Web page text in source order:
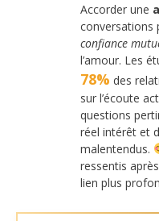
Accorder une
conversations
confiance
l’amour. Les
78% des
sur l’écoute
questions
réel intérêt et
malentendus.
ressentis
lien plus